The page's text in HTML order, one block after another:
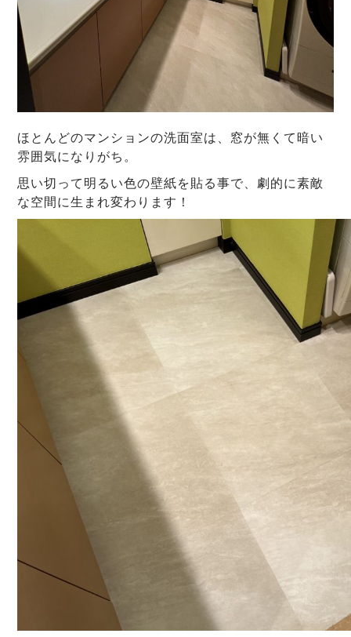
ほとんどのマンションの洗面室は、窓が無くて暗い
雰囲気になりがち。
思い切って明るい色の壁紙を貼る事で、劇的に素敵
な空間に生まれ変わります！